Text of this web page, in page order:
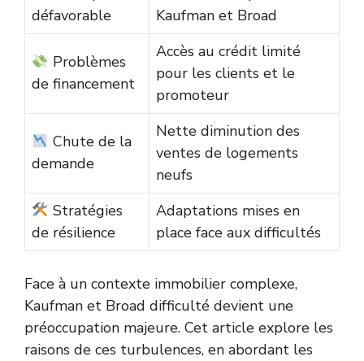
défavorable
Kaufman et Broad
Problèmes
de financement
Accès au crédit limité
pour les clients et le
promoteur
Chute de la
demande
Nette diminution des
ventes de logements
neufs
Stratégies
de résilience
Adaptations mises en
place face aux difficultés
Face à un contexte immobilier complexe,
Kaufman et Broad difficulté devient une
préoccupation majeure. Cet article explore les
raisons de ces turbulences, en abordant les